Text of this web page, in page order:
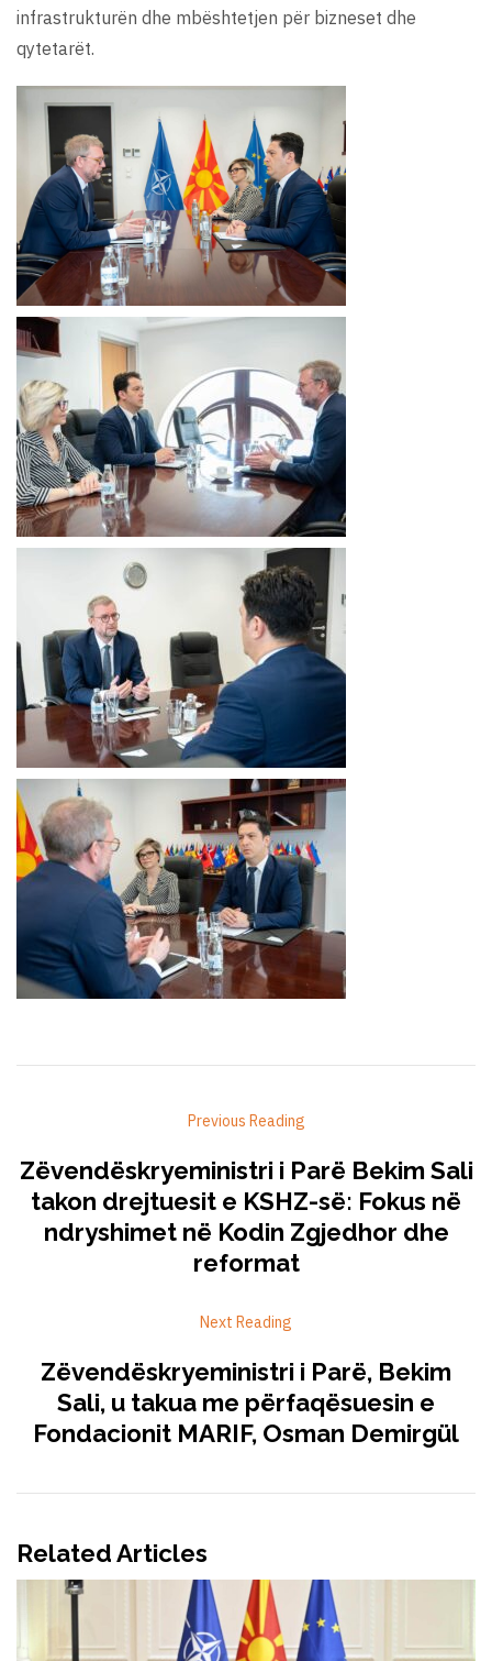
infrastrukturën dhe mbështetjen për bizneset dhe
qytetarët.
Previous Reading
Zëvendëskryeministri i Parë Bekim Sali
takon drejtuesit e KSHZ-së: Fokus në
ndryshimet në Kodin Zgjedhor dhe
reformat
Next Reading
Zëvendëskryeministri i Parë, Bekim
Sali, u takua me përfaqësuesin e
Fondacionit MARIF, Osman Demirgül
Related Articles